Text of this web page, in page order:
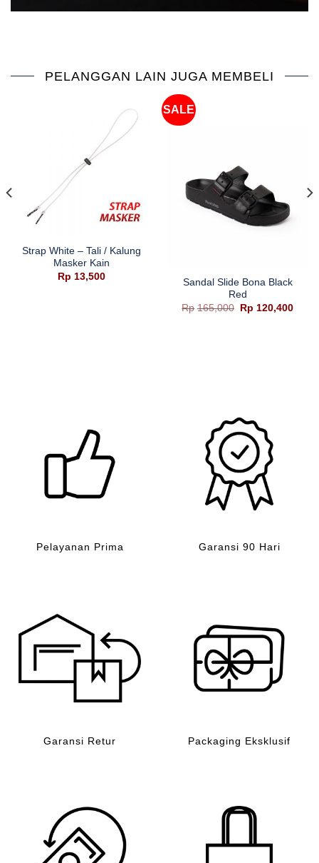
PELANGGAN LAIN JUGA MEMBELI
Strap White – Tali / Kalung
Masker Kain
Rp 13,500
SALE
Sandal Slide Bona Black
Red
Rp 165,000
Harga
aslinya
Rp 120,400
Pelayanan Prima Garansi 90 Hari
Garansi Retur Packaging Eksklusif